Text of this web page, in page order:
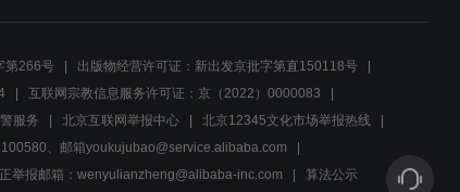
满山都是狙击手，战守安潜
入水里汇报工作
第266号
出版物经营许可证：新出发京批字第直150118号
互联网宗教信息服务许可证：京（2022）0000083
服务 北京互联网举报中心
北京12345文化市场举报热线
、邮箱youkujubao@service.alibaba.com
举报邮箱：wenyulianzheng@alibaba-inc.com 算法公示